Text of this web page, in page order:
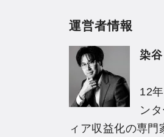
運営者情報
染谷
12
ン
ィア収益化の専